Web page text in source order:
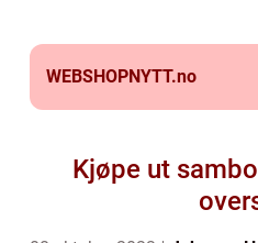
WEBSHOPNYTT.no
Kjøpe ut